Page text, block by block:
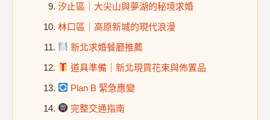
汐止區｜大尖山與夢湖的秘境求婚
林口區｜高原新城的現代浪漫
新北求婚餐廳推薦
道具準備｜新北現買花束與佈置品
Plan B 緊急應變
完整交通指南